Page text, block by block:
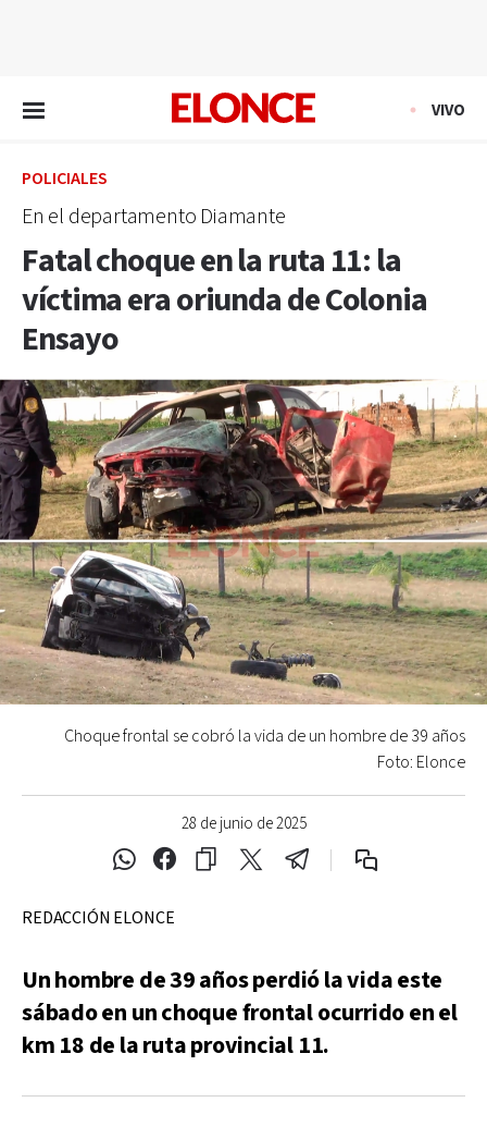
VIVO
POLICIALES
En el departamento Diamante
Fatal choque en la ruta 11: la
víctima era oriunda de Colonia
Ensayo
28 de junio de 2025
Choque frontal se cobró la vida de un hombre de 39 años
Foto: Elonce
REDACCIÓN ELONCE
Un hombre de 39 años perdió la vida este
sábado en un choque frontal ocurrido en el
km 18 de la ruta provincial 11.